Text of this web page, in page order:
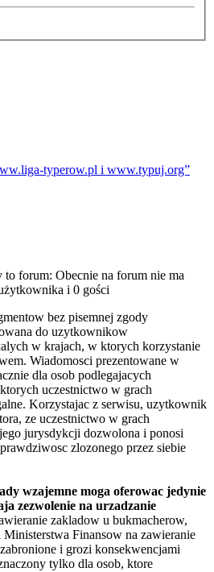
typerow.pl i www.typuj.org”
forum: Obecnie na forum nie ma
i 0 gości
bez pisemnej zgody
do uzytkownikow
w krajach, w ktorych korzystanie
Wiadomosci prezentowane w
dla osob podlegajacych
uczestnictwo w grach
Korzystajac z serwisu, uzytkownik
ze uczestnictwo w grach
jurysdykcji dozwolona i ponosi
zlozonego przez siebie
wzajemne moga oferowac jedynie
zezwolenie na urzadzanie
zakladow u bukmacherow,
Finansow na zawieranie
i grozi konsekwencjami
tylko dla osob, ktore